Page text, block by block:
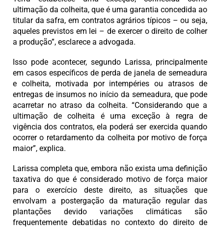
ultimação da colheita, que é uma garantia concedida ao
titular da safra, em contratos agrários típicos – ou seja,
aqueles previstos em lei – de exercer o direito de colher
a produção”, esclarece a advogada.
Isso pode acontecer, segundo Larissa, principalmente
em casos específicos de perda de janela de semeadura
e colheita, motivada por intempéries ou atrasos de
entregas de insumos no início da semeadura, que pode
acarretar no atraso da colheita. “Considerando que a
ultimação de colheita é uma exceção à regra de
vigência dos contratos, ela poderá ser exercida quando
ocorrer o retardamento da colheita por motivo de força
maior”, explica.
Larissa completa que, embora não exista uma definição
taxativa do que é considerado motivo de força maior
para o exercício deste direito, as situações que
envolvam a postergação da maturação regular das
plantações devido variações climáticas são
frequentemente debatidas no contexto do direito de